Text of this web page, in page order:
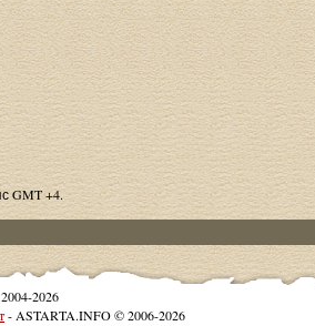
GMT +4.
2026
- ASTARTA.INFO © 2006-2026